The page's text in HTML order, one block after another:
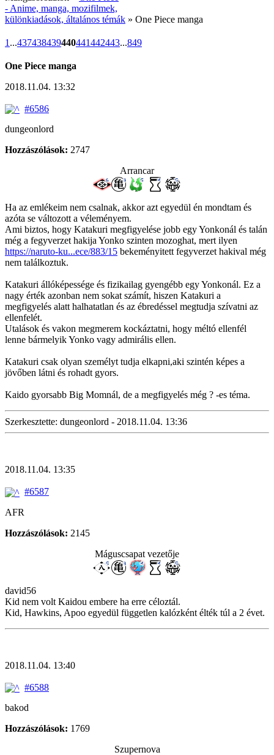
- Anime, manga, mozifilmek,
különkiadások, általános témák » One Piece manga
1 ...437438439440441442443...849
One Piece manga
2018.11.04. 13:32
#6586
dungeonlord
Hozzászólások: 2747
Arrancar
Ha az emlékeim nem csalnak, akkor azt egyedül én mondtam és
azóta se változott a véleményem.
Ami biztos, hogy Katakuri megfigyelése jobb egy Yonkonál és talán
még a fegyverzet hakija Yonko szinten mozoghat, mert ilyen
https://naruto-ku...ece/883/15 bekeményitett fegyverzet hakival még
nem találkoztuk.
Katakuri állóképessége és fizikailag gyengébb egy Yonkonál. Ez a
nagy érték azonban nem sokat számít, hiszen Katakuri a
megfigyelés alatt halhatatlan és az ébredéssel megtudja szívatni az
ellenfelét.
Utalások és vakon megmerem kockáztatni, hogy méltó ellenfél
lenne bármelyik Yonko vagy admirális ellen.
Katakuri csak olyan személyt tudja elkapni,aki szintén képes a
jövőben látni és rohadt gyors.
Kaido gyorsabb Big Momnál, de a megfigyelés még ? -es téma.
Szerkesztette: dungeonlord - 2018.11.04. 13:36
2018.11.04. 13:35
#6587
AFR
Hozzászólások: 2145
Máguscsapat vezetője
david56
Kid nem volt Kaidou embere ha erre céloztál.
Kid, Hawkins, Apoo egyedül független kalózként élték túl a 2 évet.
2018.11.04. 13:40
#6588
bakod
Hozzászólások: 1769
Szupernova